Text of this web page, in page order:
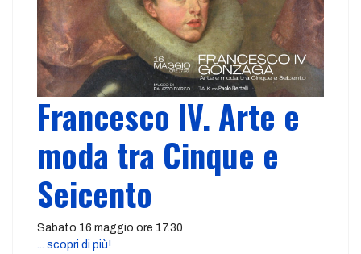
Francesco IV. Arte e
moda tra Cinque e
Seicento
Sabato 16 maggio ore 17.30
... scopri di più!